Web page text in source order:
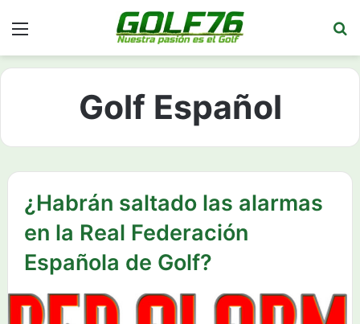
Golf Español
¿Habrán saltado las alarmas
en la Real Federación
Española de Golf?